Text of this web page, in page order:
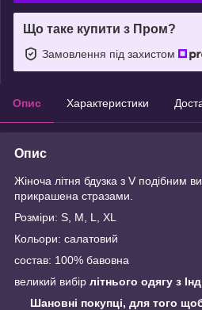
Що таке купити з Пром?
Замовлення під захистом
Опис Характеристики
Опис
Жіноча літня бдузка з V подібним
прикрашена стразами.
Розміри: S, M, L, XL
Кольори: салатовий
состав: 100% бавовна
великий вибір літнього одягу з
Шановні покупці, для того